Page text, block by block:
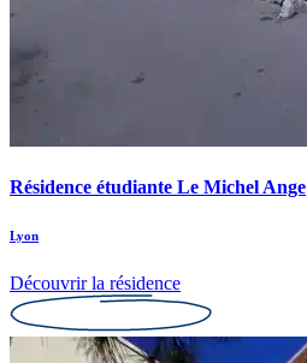
Résidence étudiante Le Michel Ange
Lyon
Découvrir la résidence